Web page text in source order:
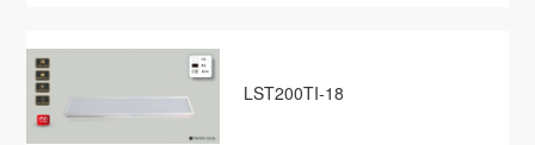
LST200TI-18